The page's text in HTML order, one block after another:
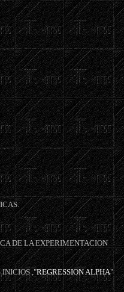
DE LA EXPERIMENTACION
INICIOS ,"REGRESSION ALPHA"